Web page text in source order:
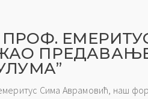
ПРОФ.
ПРЕДАВАЊЕ
Сима Аврамовић, наш